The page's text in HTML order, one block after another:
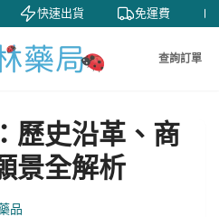
快速出貨 免運費
查詢訂單
歷史沿革、商
景全解析
品